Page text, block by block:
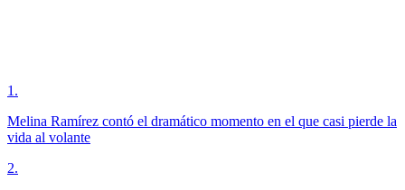
1 .
Melina Ramírez contó el dramático momento en el que casi pierde la
vida al volante
2.